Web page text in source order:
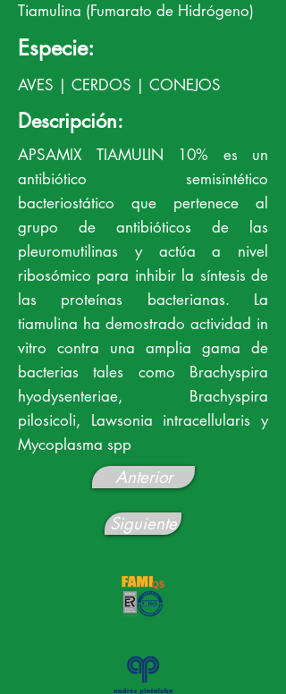
Tiamulina (Fumarato de Hidrógeno)
Especie:
AVES | CERDOS | CONEJOS
Descripción:
APSAMIX TIAMULIN 10% es un
antibiótico semisintético
bacteriostático que pertenece al
grupo de antibióticos de las
pleuromutilinas y actúa a nivel
ribosómico para inhibir la síntesis de
las proteínas bacterianas. La
tiamulina ha demostrado actividad in
vitro contra una amplia gama de
bacterias tales como Brachyspira
hyodysenteriae, Brachyspira
pilosicoli, Lawsonia intracellularis y
Mycoplasma spp
Anterior
Siguiente